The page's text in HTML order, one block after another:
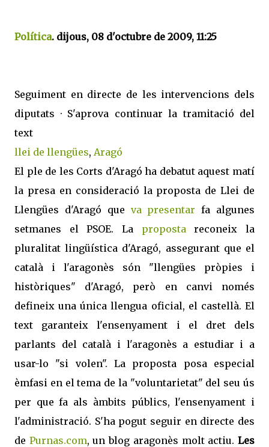
Política. dijous, 08 d'octubre de 2009, 11:25
Seguiment en directe de les intervencions dels
diputats · S'aprova continuar la tramitació del
text
llei de llengües, Aragó
El ple de les Corts d'Aragó ha debatut aquest matí
la presa en consideració la proposta de Llei de
Llengües d'Aragó que va presentar fa algunes
setmanes el PSOE. La propostareconeix la
pluralitat lingüística d'Aragó, assegurant que el
català i l'aragonès són "llengües pròpies i
històriques" d'Aragó, però en canvi només
defineix una única llengua oficial, el castellà. El
text garanteix l'ensenyament i el dret dels
parlants del català i l'aragonès a estudiar i a
usar-lo "si volen". La proposta posa especial
èmfasi en el tema de la "voluntarietat" del seu ús
per que fa als àmbits públics, l'ensenyament i
l'administració. S'ha pogut seguir en directe des
de Purnas.com, un blog aragonès molt actiu.Les